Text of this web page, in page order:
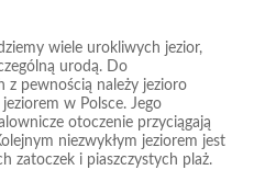
wiele urokliwych jezior,
urodą. Do
z pewnością należy jezioro
w Polsce. Jego
otoczenie przyciągają
niezwykłym jeziorem jest
zatoczek i piaszczystych plaż.